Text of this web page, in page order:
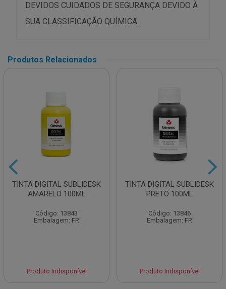
DEVIDOS CUIDADOS DE SEGURANÇA DEVIDO À
SUA CLASSIFICAÇÃO QUÍMICA.
Produtos Relacionados
TINTA DIGITAL SUBLIDESK
AMARELO 100ML
Código: 13843
Embalagem: FR
Produto Indisponível
TINTA DIGITAL SUBLIDESK
PRETO 100ML
Código: 13846
Embalagem: FR
Produto Indisponível